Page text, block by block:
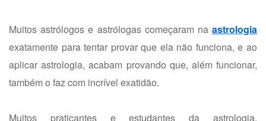
Muitos astrólogos e astrólogas começaram na astrologia
exatamente para tentar provar que ela não funciona, e ao
aplicar astrologia, acabam provando que, além funcionar,
também o faz com incrível exatidão.
Muitos praticantes e estudantes da astrologia,